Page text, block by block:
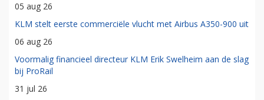
05 aug 26
KLM stelt eerste commerciële vlucht met Airbus A350-900 uit
06 aug 26
Voormalig financieel directeur KLM Erik Swelheim aan de slag
bij ProRail
31 jul 26